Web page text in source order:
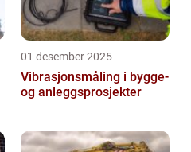
01 desember 2025
Vibrasjonsmåling i bygge-
og anleggsprosjekter